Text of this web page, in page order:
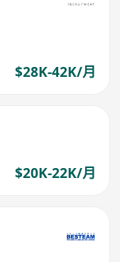
$28K-42K/月
$20K-22K/月